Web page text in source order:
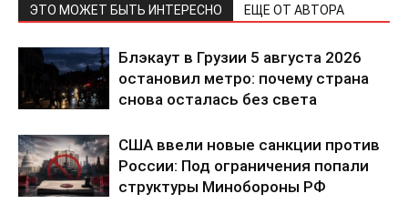
Подписка
Реклама
Контакты
ЭТО МОЖЕТ БЫТЬ ИНТЕРЕСНО ЕЩЕ ОТ АВТОРА
Блэкаут в Грузии 5 августа 2026
остановил метро: почему страна
снова осталась без света
США ввели новые санкции против
России: Под ограничения попали
структуры Минобороны РФ